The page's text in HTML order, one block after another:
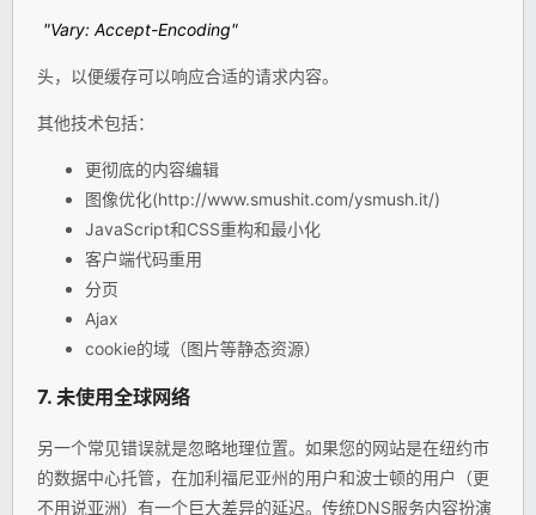
"Vary: Accept-Encoding"
头，以便缓存可以响应合适的请求内容。
其他技术包括：
更彻底的内容编辑
图像优化(http://www.smushit.com/ysmush.it/)
JavaScript和CSS重构和最小化
客户端代码重用
分页
Ajax
cookie的域（图片等静态资源）
7. 未使用全球网络
另一个常见错误就是忽略地理位置。如果您的网站是在纽约市
的数据中心托管，在加利福尼亚州的用户和波士顿的用户（更
不用说亚洲）有一个巨大差异的延迟。传统DNS服务内容扮演